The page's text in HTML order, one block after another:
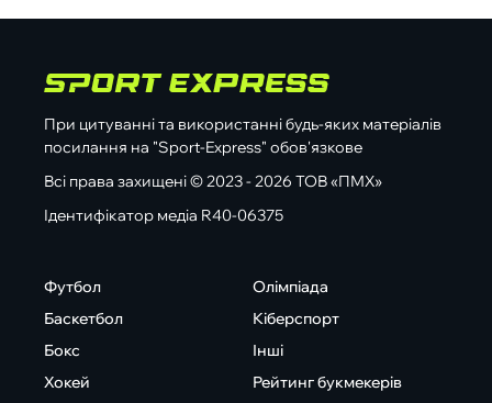
При цитуванні та використанні будь-яких матеріалів
посилання на "Sport-Express" обов'язкове
Всі права захищені © 2023 - 2026 ТОВ «ПМХ»
Ідентифікатор медіа R40-06375
Футбол
Баскетбол
Бокс
Хокей
Олімпіада
Кіберспорт
Інші
Рейтинг букмекерів